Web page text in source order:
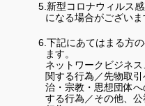
5.新型コロナウィルス
になる場合がございま
6.下記にあてはまる方
ます。
ネットワークビジネ
関する行為／先物取
治・宗教・思想団体
する行為／その他、